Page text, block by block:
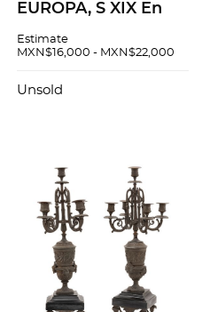
EUROPA, S XIX En
Decorados con
motivos orgánicos. 2
Estimate
MXN$16,000 - MXN$22,000
Unsold